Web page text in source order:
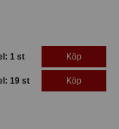
1 st Köp
19 st Köp